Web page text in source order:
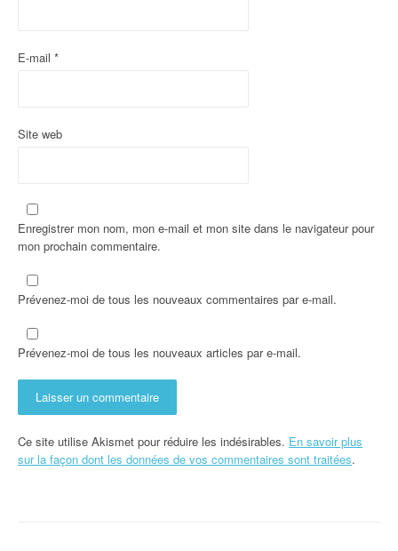
c
e
E-mail *
Site web
Enregistrer mon nom, mon e-mail et mon site dans le navigateur pour
mon prochain commentaire.
Prévenez-moi de tous les nouveaux commentaires par e-mail.
Prévenez-moi de tous les nouveaux articles par e-mail.
Ce site utilise Akismet pour réduire les indésirables. En savoir plus
sur la façon dont les données de vos commentaires sont traitées.